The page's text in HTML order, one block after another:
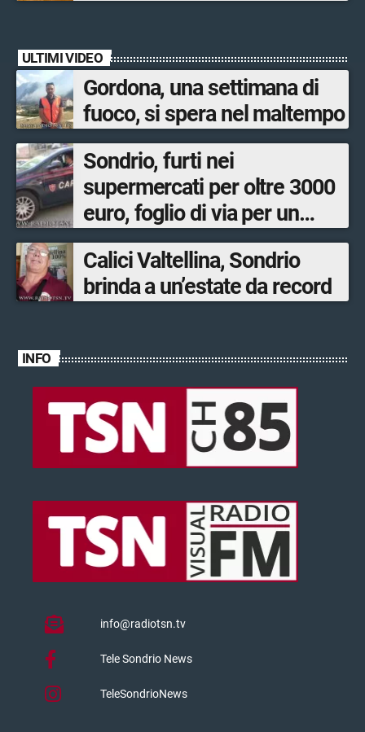
ULTIMI VIDEO
Gordona, una settimana di
fuoco, si spera nel maltempo
Sondrio, furti nei
supermercati per oltre 3000
euro, foglio di via per un
ventinovenne
Calici Valtellina, Sondrio
brinda a un’estate da record
INFO
info@radiotsn.tv
Tele Sondrio News
TeleSondrioNews